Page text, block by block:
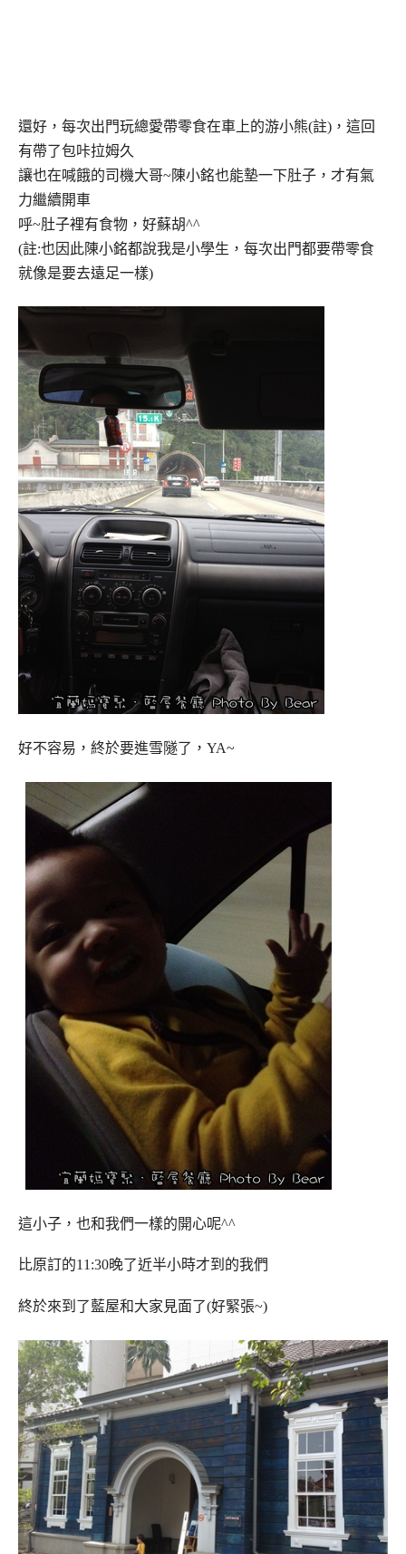
還好，每次出門玩總愛帶零食在車上的游小熊(註)，這回
有帶了包咔拉姆久
讓也在喊餓的司機大哥~陳小銘也能墊一下肚子，才有氣
力繼續開車
呼~肚子裡有食物，好蘇胡^^
(註:也因此陳小銘都說我是小學生，每次出門都要帶零食
就像是要去遠足一樣)
好不容易，終於要進雪隧了，YA~
這小子，也和我們一樣的開心呢^^
比原訂的11:30晚了近半小時才到的我們
終於來到了藍屋和大家見面了(好緊張~)